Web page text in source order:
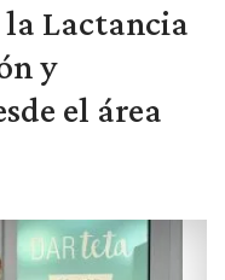
Lactancia
y
el área